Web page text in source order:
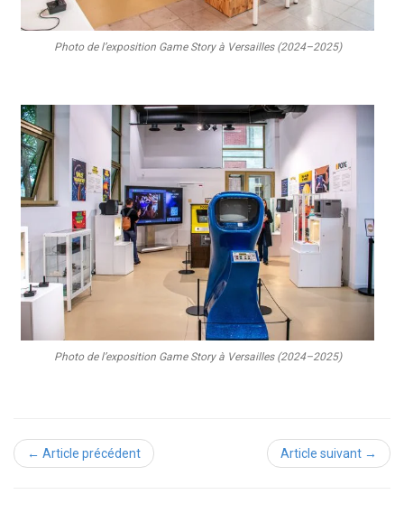
Photo de l’exposition Game Story à Versailles (2024–2025)
Photo de l’exposition Game Story à Versailles (2024–2025)
← Article précédent Article suivant →